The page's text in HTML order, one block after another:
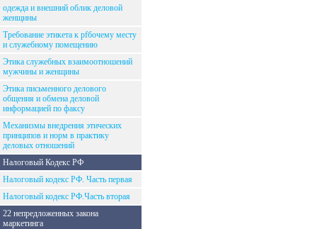
одежда и внешний облик деловой
женщины
Требование этикета к рfбочему месту
и служебному помещению
Этика служебных взаимоотношений
мужчины и женщины
Этика письменного делового
общения и обмена деловой
информацией по факсу
Механизмы внедрения этических
принципов и норм в практику
деловых отношений
Налоговый Кодекс РФ
Налоговый кодекс РФ. Часть первая
Налоговый кодекс РФ.Часть вторая
22 непредложенных закона
маркетинга